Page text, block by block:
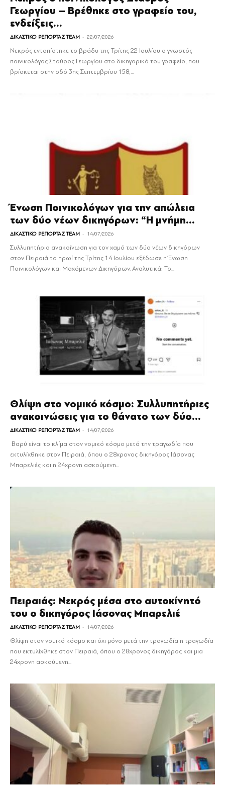
Γεωργίου – Βρέθηκε στο γραφείο του,
ενδείξεις...
ΔΙΚΑΣΤΙΚΟ ΡΕΠΟΡΤΑΖ TEAM - 22/07/2026
Νεκρός εντοπίστηκε το βράδυ της Τρίτης 22 Ιουλίου ο γνωστός
ποινικολόγος Σταύρος Γεωργίου στο δικηγορικό του γραφείο, που
βρίσκεται στην οδό 3ης Σεπτεμβρίου 158,...
Ένωση Ποινικολόγων για την απώλεια
των δύο νέων δικηγόρων: “Η μνήμη...
ΔΙΚΑΣΤΙΚΟ ΡΕΠΟΡΤΑΖ TEAM - 14/07/2026
Συλλυπητήρια ανακοίνωση για τον χαμό των δύο νέων δικηγόρων
στον Πειραιά το πρωί της Τρίτης 14 Ιουλίου εξέδωσε η Ένωση
Ποινικολόγων και Μαχόμενων Δικηγόρων. Αναλυτικά: Το...
Θλίψη στο νομικό κόσμο: Συλλυπητήριες
ανακοινώσεις για το θάνατο των δύο...
ΔΙΚΑΣΤΙΚΟ ΡΕΠΟΡΤΑΖ TEAM - 14/07/2026
Βαρύ είναι το κλίμα στον νομικό κόσμο μετά την τραγωδία που
εκτυλίχθηκε στον Πειραιά, όπου ο 28χρονος δικηγόρος Ιάσονας
Μπαρελιές και η 24χρονη ασκούμενη...
Πειραιάς: Νεκρός μέσα στο αυτοκίνητό
του ο δικηγόρος Ιάσονας Μπαρελιέ
ΔΙΚΑΣΤΙΚΟ ΡΕΠΟΡΤΑΖ TEAM - 14/07/2026
Θλίψη στον νομικό κόσμο και όχι μόνο μετά την τραγωδία η τραγωδία
που εκτυλίχθηκε στον Πειραιά, όπου ο 28χρονος δικηγόρος και μια
24χρονη ασκούμενη...